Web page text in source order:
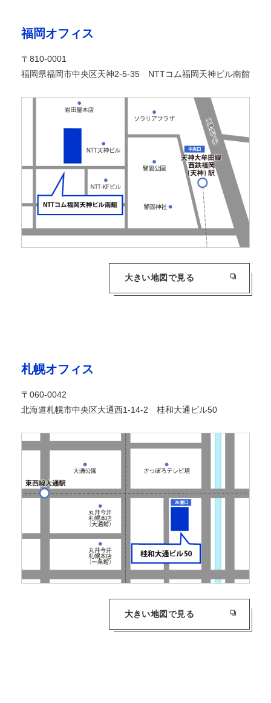
福岡オフィス
〒810-0001
福岡県福岡市中央区天神2-5-35 NTTコム福岡天神ビル南館
大きい地図で見る
札幌オフィス
〒060-0042
北海道札幌市中央区大通西1-14-2 桂和大通ビル50
大きい地図で見る